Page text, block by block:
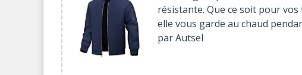
résistante. Que ce soit pour
elle vous garde au chaud
par Autsel